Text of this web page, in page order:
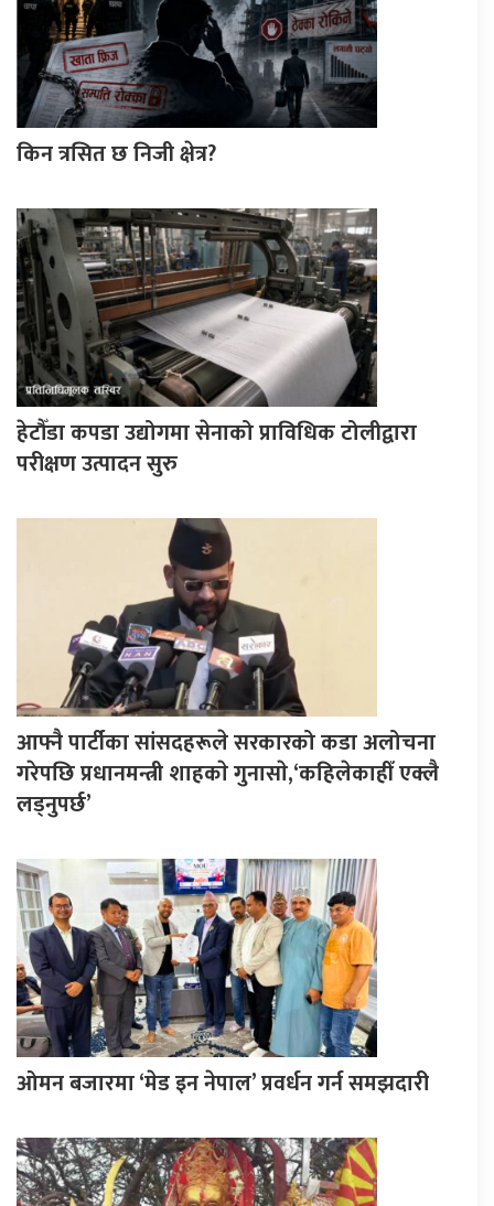
किन त्रसित छ निजी क्षेत्र?
हेटौँडा कपडा उद्योगमा सेनाको प्राविधिक टोलीद्वारा
परीक्षण उत्पादन सुरु
आफ्नै पार्टीका सांसदहरूले सरकारको कडा अलोचना
गरेपछि प्रधानमन्त्री शाहकाे गुनासाे,‘कहिलेकाहीँ एक्लै
लड्नुपर्छ’
ओमन बजारमा ‘मेड इन नेपाल’ प्रवर्धन गर्न समझदारी